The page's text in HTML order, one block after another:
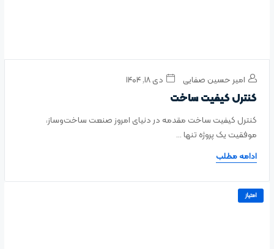
امیر حسین صفایی دی ۱۸, ۱۴۰۴
کنترل کیفیت ساخت
کنترل کیفیت ساخت مقدمه در دنیای امروز صنعت ساخت‌وساز،
موفقیت یک پروژه تنها ...
ادامه مطلب
امتیاز